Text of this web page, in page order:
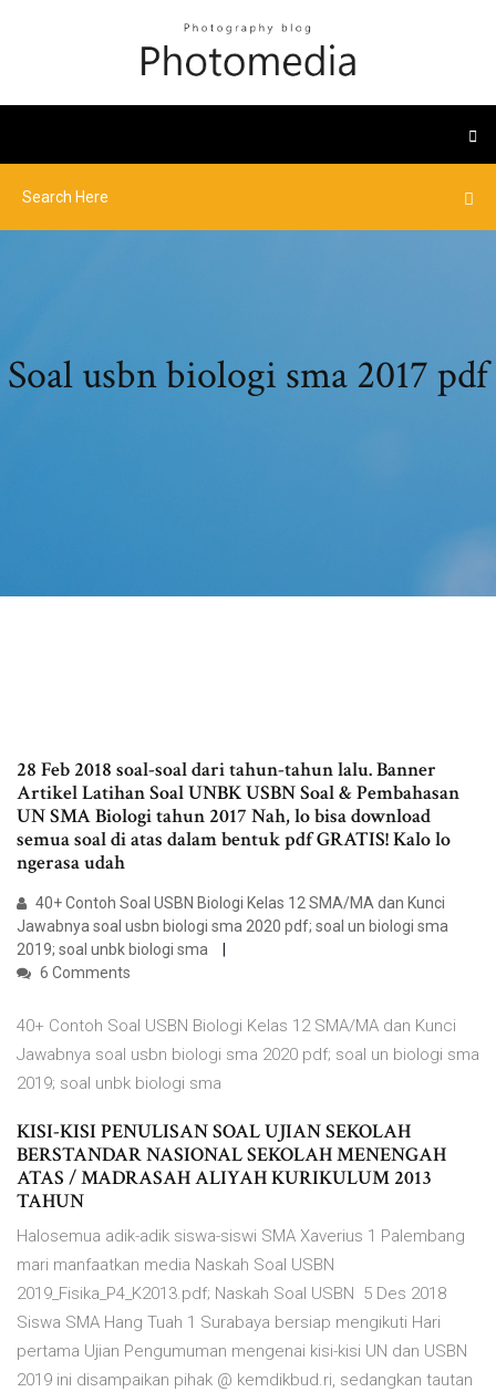
Soal usbn biologi sma 2017 pdf
28 Feb 2018 soal-soal dari tahun-tahun lalu. Banner
Artikel Latihan Soal UNBK USBN Soal & Pembahasan
UN SMA Biologi tahun 2017 Nah, lo bisa download
semua soal di atas dalam bentuk pdf GRATIS! Kalo lo
ngerasa udah
40+ Contoh Soal USBN Biologi Kelas 12 SMA/MA dan Kunci
Jawabnya soal usbn biologi sma 2020 pdf; soal un biologi sma
2019; soal unbk biologi sma
6 Comments
40+ Contoh Soal USBN Biologi Kelas 12 SMA/MA dan Kunci
Jawabnya soal usbn biologi sma 2020 pdf; soal un biologi sma
2019; soal unbk biologi sma
KISI-KISI PENULISAN SOAL UJIAN SEKOLAH
BERSTANDAR NASIONAL SEKOLAH MENENGAH
ATAS / MADRASAH ALIYAH KURIKULUM 2013
TAHUN
Halosemua adik-adik siswa-siswi SMA Xaverius 1 Palembang
mari manfaatkan media Naskah Soal USBN
2019_Fisika_P4_K2013.pdf; Naskah Soal USBN 5 Des 2018
Siswa SMA Hang Tuah 1 Surabaya bersiap mengikuti Hari
pertama Ujian Pengumuman mengenai kisi-kisi UN dan USBN
2019 ini disampaikan pihak @ kemdikbud.ri, sedangkan tautan